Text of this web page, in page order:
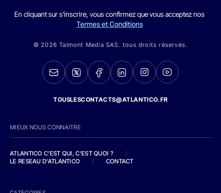
En cliquant sur s'inscrire, vous confirmez que vous acceptez nos
Termes et Conditions
© 2026 Talmont Media SAS. tous droits réservés.
TOUSLESCONTACTS@ATLANTICO.FR
MIEUX NOUS CONNAITRE
ATLANTICO C'EST QUI, C'EST QUOI ?
/
LE RESEAU D'ATLANTICO
/ CONTACT